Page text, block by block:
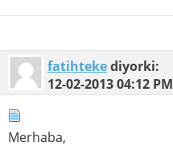
fatihtekediyorki:
12-02-201304:12 PM
Merhaba,